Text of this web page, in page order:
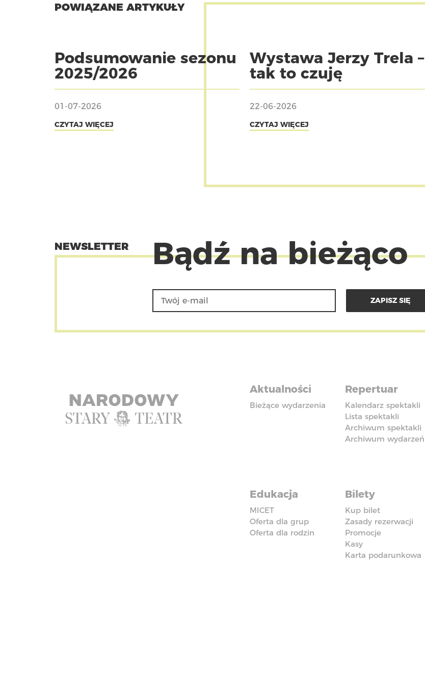
POWIĄZANE ARTYKUŁY
Podsumowanie sezonu
2025/2026
01-07-2026
CZYTAJ WIĘCEJ
Wystawa Jerzy Trela –
tak to czuję
22-06-2026
CZYTAJ WIĘCEJ
NEWSLETTER Bądź na bieżąco
Aktualności
Bieżące wydarzenia
Repertuar
Kalendarz spektakli
Lista spektakli
Archiwum spektakli
Archiwum wydarzeń
Edukacja
MICET
Oferta dla grup
Oferta dla rodzin
Bilety
Kup bilet
Zasady rezerwacji
Promocje
Kasy
Karta podarunkowa